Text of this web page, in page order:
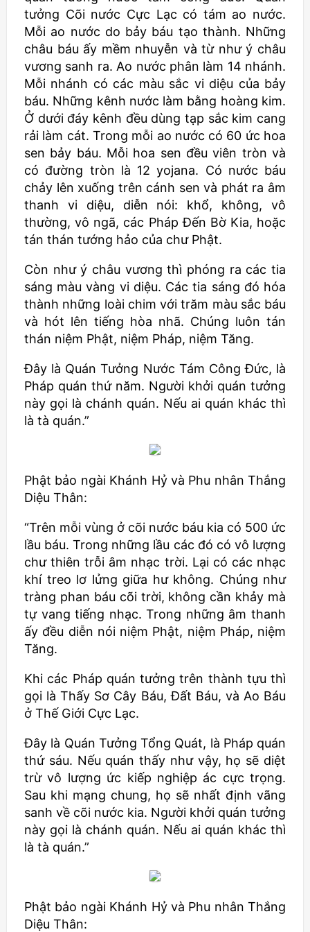
tưởng Cõi nước Cực Lạc có tám ao nước.
Mỗi ao nước do bảy báu tạo thành. Những
châu báu ấy mềm nhuyễn và từ như ý châu
vương sanh ra. Ao nước phân làm 14 nhánh.
Mỗi nhánh có các màu sắc vi diệu của bảy
báu. Những kênh nước làm bằng hoàng kim.
Ở dưới đáy kênh đều dùng tạp sắc kim cang
rải làm cát. Trong mỗi ao nước có 60 ức hoa
sen bảy báu. Mỗi hoa sen đều viên tròn và
có đường tròn là 12yojana. Có nước báu
chảy lên xuống trên cánh sen và phát ra âm
thanh vi diệu, diễn nói: khổ, không, vô
thường, vô ngã, các Pháp Đến Bờ Kia, hoặc
tán thán tướng hảo của chư Phật.
Còn như ý châu vương thì phóng ra các tia
sáng màu vàng vi diệu. Các tia sáng đó hóa
thành những loài chim với trăm màu sắc báu
và hót lên tiếng hòa nhã. Chúng luôn tán
thán niệm Phật, niệm Pháp, niệm Tăng.
Đây là Quán Tưởng Nước Tám Công Đức, là
Pháp quán thứ năm. Người khởi quán tưởng
này gọi là chánh quán. Nếu ai quán khác thì
là tà quán.”
Phật bảo ngài Khánh Hỷ và Phu nhân Thắng
Diệu Thân:
“Trên mỗi vùng ở cõi nước báu kia có 500 ức
lầu báu. Trong những lầu các đó có vô lượng
chư thiên trỗi âm nhạc trời. Lại có các nhạc
khí treo lơ lửng giữa hư không. Chúng như
tràng phan báu cõi trời, không cần khảy mà
tự vang tiếng nhạc. Trong những âm thanh
ấy đều diễn nói niệm Phật, niệm Pháp, niệm
Tăng.
Khi các Pháp quán tưởng trên thành tựu thì
gọi là Thấy Sơ Cây Báu, Đất Báu, và Ao Báu
ở Thế Giới Cực Lạc.
Đây là Quán Tưởng Tổng Quát, là Pháp quán
thứ sáu. Nếu quán thấy như vậy, họ sẽ diệt
trừ vô lượng ức kiếp nghiệp ác cực trọng.
Sau khi mạng chung, họ sẽ nhất định vãng
sanh về cõi nước kia. Người khởi quán tưởng
này gọi là chánh quán. Nếu ai quán khác thì
là tà quán.”
Phật bảo ngài Khánh Hỷ và Phu nhân Thắng
Diệu Thân: